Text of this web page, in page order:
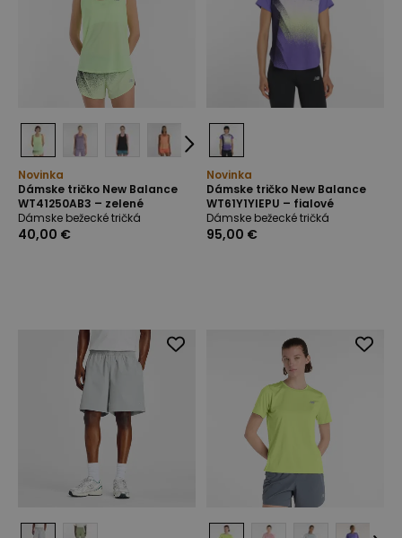
Novinka
Dámske tričko New Balance
WT41250AB3 – zelené
Dámske bežecké tričká
40,00 €
Novinka
Dámske tričko New Balance
WT61Y1YIEPU – fialové
Dámske bežecké tričká
95,00 €